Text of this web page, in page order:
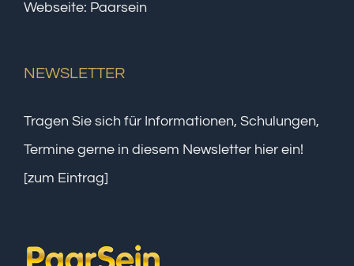
Webseite: Paarsein
NEWSLETTER
Tragen Sie sich für Informationen, Schulungen,
Termine gerne in diesem Newsletter hier ein!
[zum Eintrag]